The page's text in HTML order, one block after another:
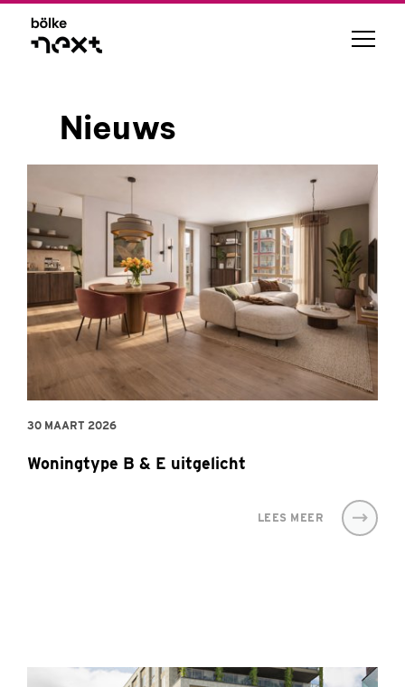
Nieuws
30 MAART 2026
Woningtype B & E uitgelicht
LEES MEER